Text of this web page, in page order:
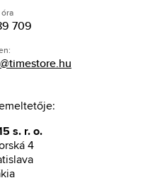
709
s. r. o.
4